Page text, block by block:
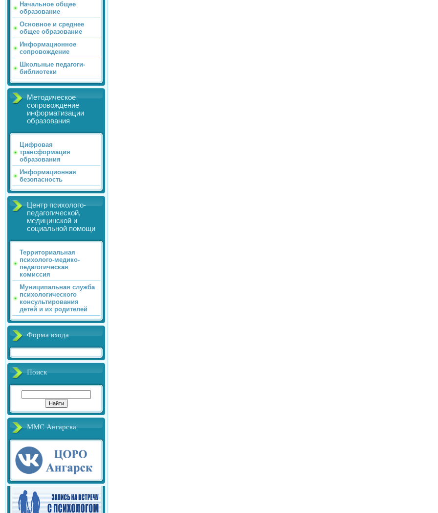
Начальное общее
образование
Основное и среднее
общее образование
Информационное
сопровождение
Школьные педагоги-
библиотеки
Методическое
сопровождение
информатизации
образования
Цифровая
трансформация
образования
Информационная
безопасность
Центр психолого-
педагогической,
медицинской и
социальной помощи
Территориальная
психолого-медико-
педагогическая
комиссия
Муниципальная служба
психологического
консультирования
детей и их родителей
Форма входа
Поиск
ММС Ангарска